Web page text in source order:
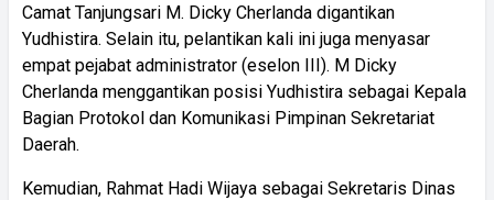
Camat Tanjungsari M. Dicky Cherlanda digantikan
Yudhistira. Selain itu, pelantikan kali ini juga menyasar
empat pejabat administrator (eselon III). M Dicky
Cherlanda menggantikan posisi Yudhistira sebagai Kepala
Bagian Protokol dan Komunikasi Pimpinan Sekretariat
Daerah.
Kemudian, Rahmat Hadi Wijaya sebagai Sekretaris Dinas